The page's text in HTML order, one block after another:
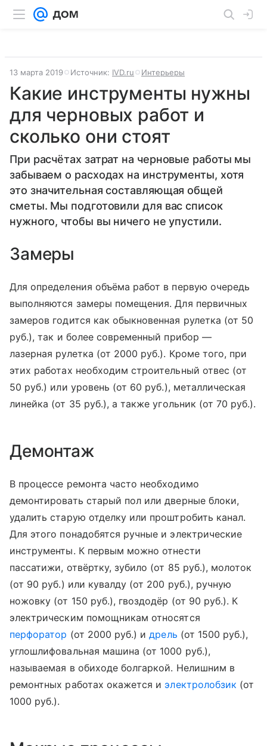
13 марта 2019 Источник: IVD.ru Интерьеры
Какие инструменты нужны
для черновых работ и
сколько они стоят
При расчётах затрат на черновые работы мы
забываем о расходах на инструменты, хотя
это значительная составляющая общей
сметы. Мы подготовили для вас список
нужного, чтобы вы ничего не упустили.
Замеры
Для определения объёма работ в первую очередь
выполняются замеры помещения. Для первичных
замеров годится как обыкновенная рулетка (от 50
руб.), так и более современный прибор —
лазерная рулетка (от 2000 руб.). Кроме того, при
этих работах необходим строительный отвес (от
50 руб.) или уровень (от 60 руб.), металлическая
линейка (от 35 руб.), а также угольник (от 70 руб.).
Демонтаж
В процессе ремонта часто необходимо
демонтировать старый пол или дверные блоки,
удалить старую отделку или проштробить канал.
Для этого понадобятся ручные и электрические
инструменты. К первым можно отнести
пассатижи, отвёртку, зубило (от 85 руб.), молоток
(от 90 руб.) или кувалду (от 200 руб.), ручную
ножовку (от 150 руб.), гвоздодёр (от 90 руб.). К
электрическим помощникам относятся
перфоратор (от 2000 руб.) идрель (от 1500 руб.),
углошлифовальная машина (от 1000 руб.),
называемая в обиходе болгаркой. Нелишним в
ремонтных работах окажется и электролобзик (от
1000 руб.).